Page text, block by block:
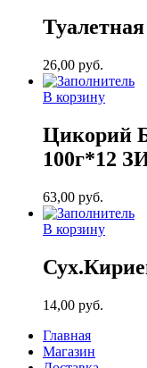
26,00 руб.
В корзину
Цикорий
100г*12
63,00 руб.
В корзину
14,00 руб.
Главная
Магазин